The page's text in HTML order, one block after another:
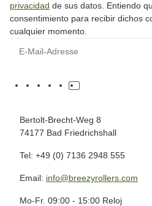
privacidad de sus datos. Entiendo
consentimiento para recibir dichos
cualquier momento.
Bertolt-Brecht-Weg 8
74177 Bad Friedrichshall
Tel: +49 (0) 7136 2948 555
Email: info@breezyrollers.com
Mo-Fr. 09:00 - 15:00 Reloj